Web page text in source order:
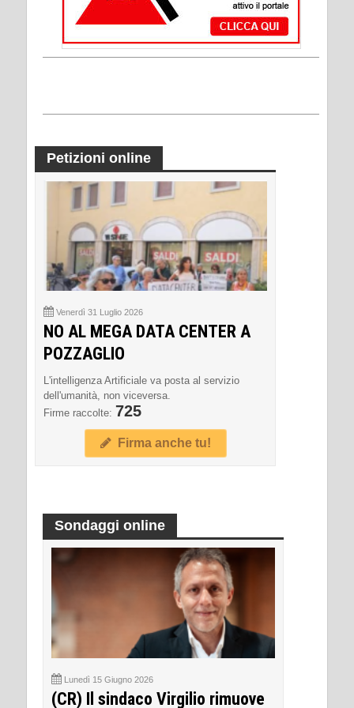
Petizioni online
Venerdì 31 Luglio 2026
NO AL MEGA DATA CENTER A
POZZAGLIO
L'intelligenza Artificiale va posta al servizio
dell'umanità, non viceversa.
Firme raccolte: 725
Firma anche tu!
Sondaggi online
Lunedì 15 Giugno 2026
(CR) Il sindaco Virgilio rimuove